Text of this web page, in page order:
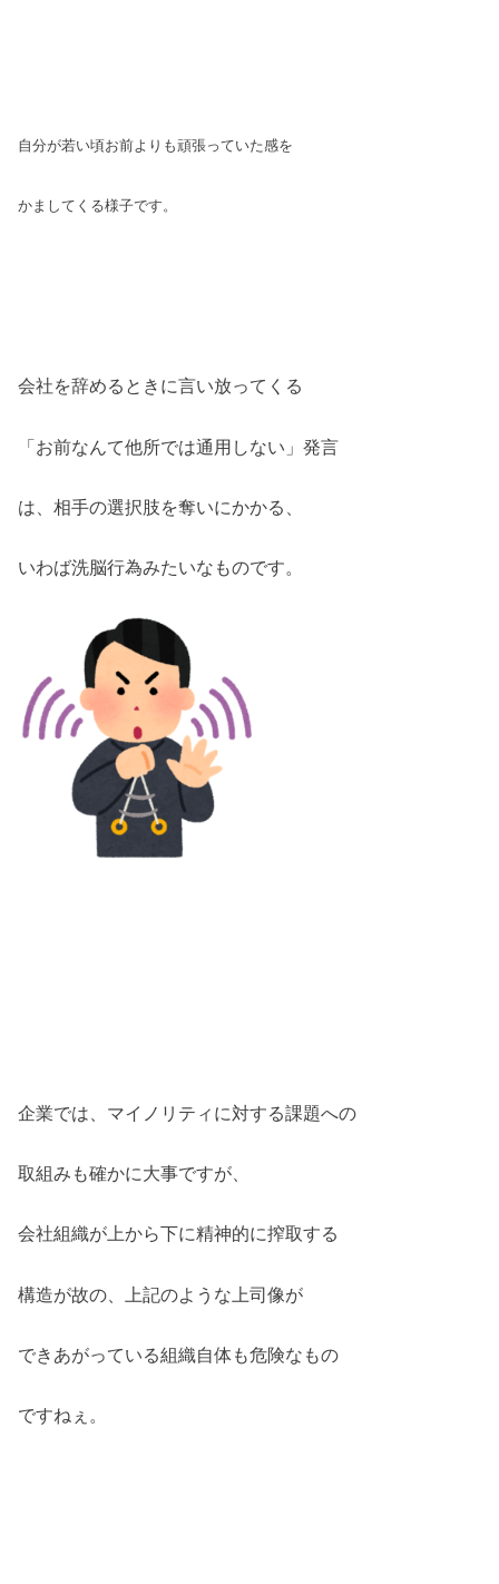
自分が若い頃お前よりも頑張っていた感を
かましてくる様子です。
会社を辞めるときに言い放ってくる
「お前なんて他所では通用しない」発言
は、相手の選択肢を奪いにかかる、
いわば洗脳行為みたいなものです。
企業では、マイノリティに対する課題への
取組みも確かに大事ですが、
会社組織が上から下に精神的に搾取する
構造が故の、上記のような上司像が
できあがっている組織自体も危険なもの
ですねぇ。